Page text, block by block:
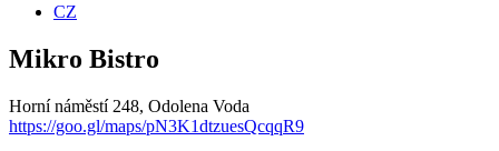
CZ
Mikro Bistro
Horní náměstí 248, Odolena Voda
https://goo.gl/maps/pN3K1dtzuesQcqqR9